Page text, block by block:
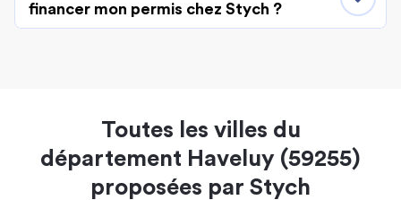
financer mon permis chez Stych ?
Toutes les villes du
département Haveluy (59255)
proposées par Stych